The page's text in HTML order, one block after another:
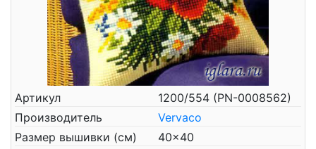
Артикул
1200/554 (PN-0008562)
Производитель
Vervaco
Размер вышивки (см)
40x40